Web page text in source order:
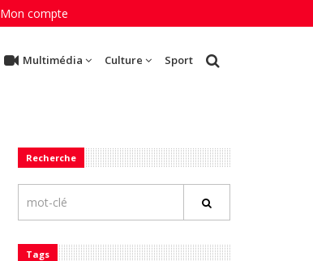
Mon compte
Multimédia Culture Sport
Recherche
Tags